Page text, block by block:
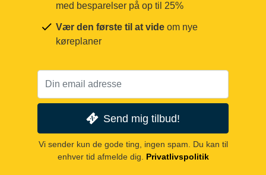
med besparelser på op til 25%
Vær den første til at vide om nye
køreplaner
Send mig tilbud!
Vi sender kun de gode ting, ingen spam. Du kan til
enhver tid afmelde dig.
Privatlivspolitik